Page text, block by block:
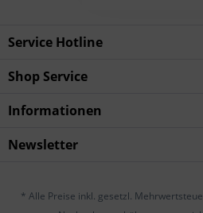
Service Hotline
Shop Service
Informationen
Newsletter
* Alle Preise inkl. gesetzl.